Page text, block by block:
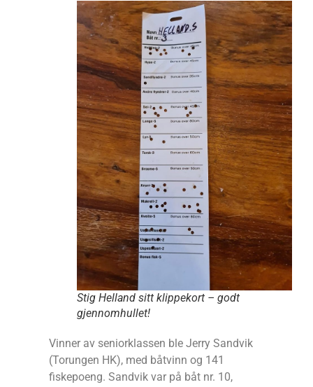
Stig Helland sitt klippekort – godt
gjennomhullet!
Vinner av seniorklassen ble Jerry Sandvik
(Torungen HK), med båtvinn og 141
fiskepoeng. Sandvik var på båt nr. 10,